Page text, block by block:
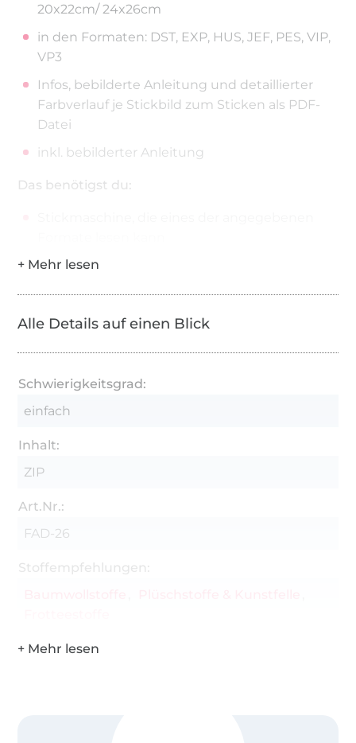
20x22cm/ 24x26cm
in den Formaten: DST, EXP, HUS, JEF, PES, VIP,
VP3
Infos, bebilderte Anleitung und detaillierter
Farbverlauf je Stickbild zum Sticken als PDF-
Datei
inkl. bebilderter Anleitung
Das benötigst du:
Stickrahmen ab 13x14cm Stickfläche
ausreißbares Stickvlies, Stoffe
Der Umgang mit der Stickmaschine sollte einem
genutzt werden.
25 Artikel gestickt, hergestellt und gewerblich
Farben in der Wahl des Stickgarnes können
Alle Details auf einen Blick
Schwierigkeitsgrad:
einfach
Inhalt:
ZIP
Art.Nr.:
FAD-26
Stoffempfehlungen: